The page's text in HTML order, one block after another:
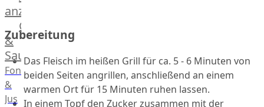
Dog
Brötchen
Desserts
anzeigen
Gewürze
&
Saucen
Fonds
&
Jus
Zubereitung
Das Fleisch im heißen Grill für ca. 5 - 6 Minuten von
beiden Seiten angrillen, anschließend an einem
warmen Ort für 15 Minuten ruhen lassen.
In einem Topf den Zucker zusammen mit der